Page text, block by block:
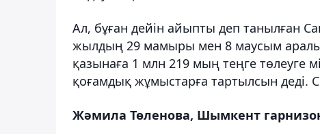
Ал, бұған дейін айыпты деп танылған
жылдың 29 мамыры мен 8 маусым
қазынаға 1 млн 219 мың теңге төлеуге
қоғамдық жұмыстарға тартылсын
Жәмила Төленова, Шымкент